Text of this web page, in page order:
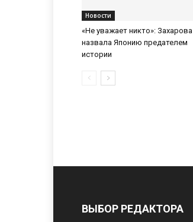
Новости
«Не уважает никто»: Захарова
назвала Японию предателем
истории
ВЫБОР РЕДАКТОРА